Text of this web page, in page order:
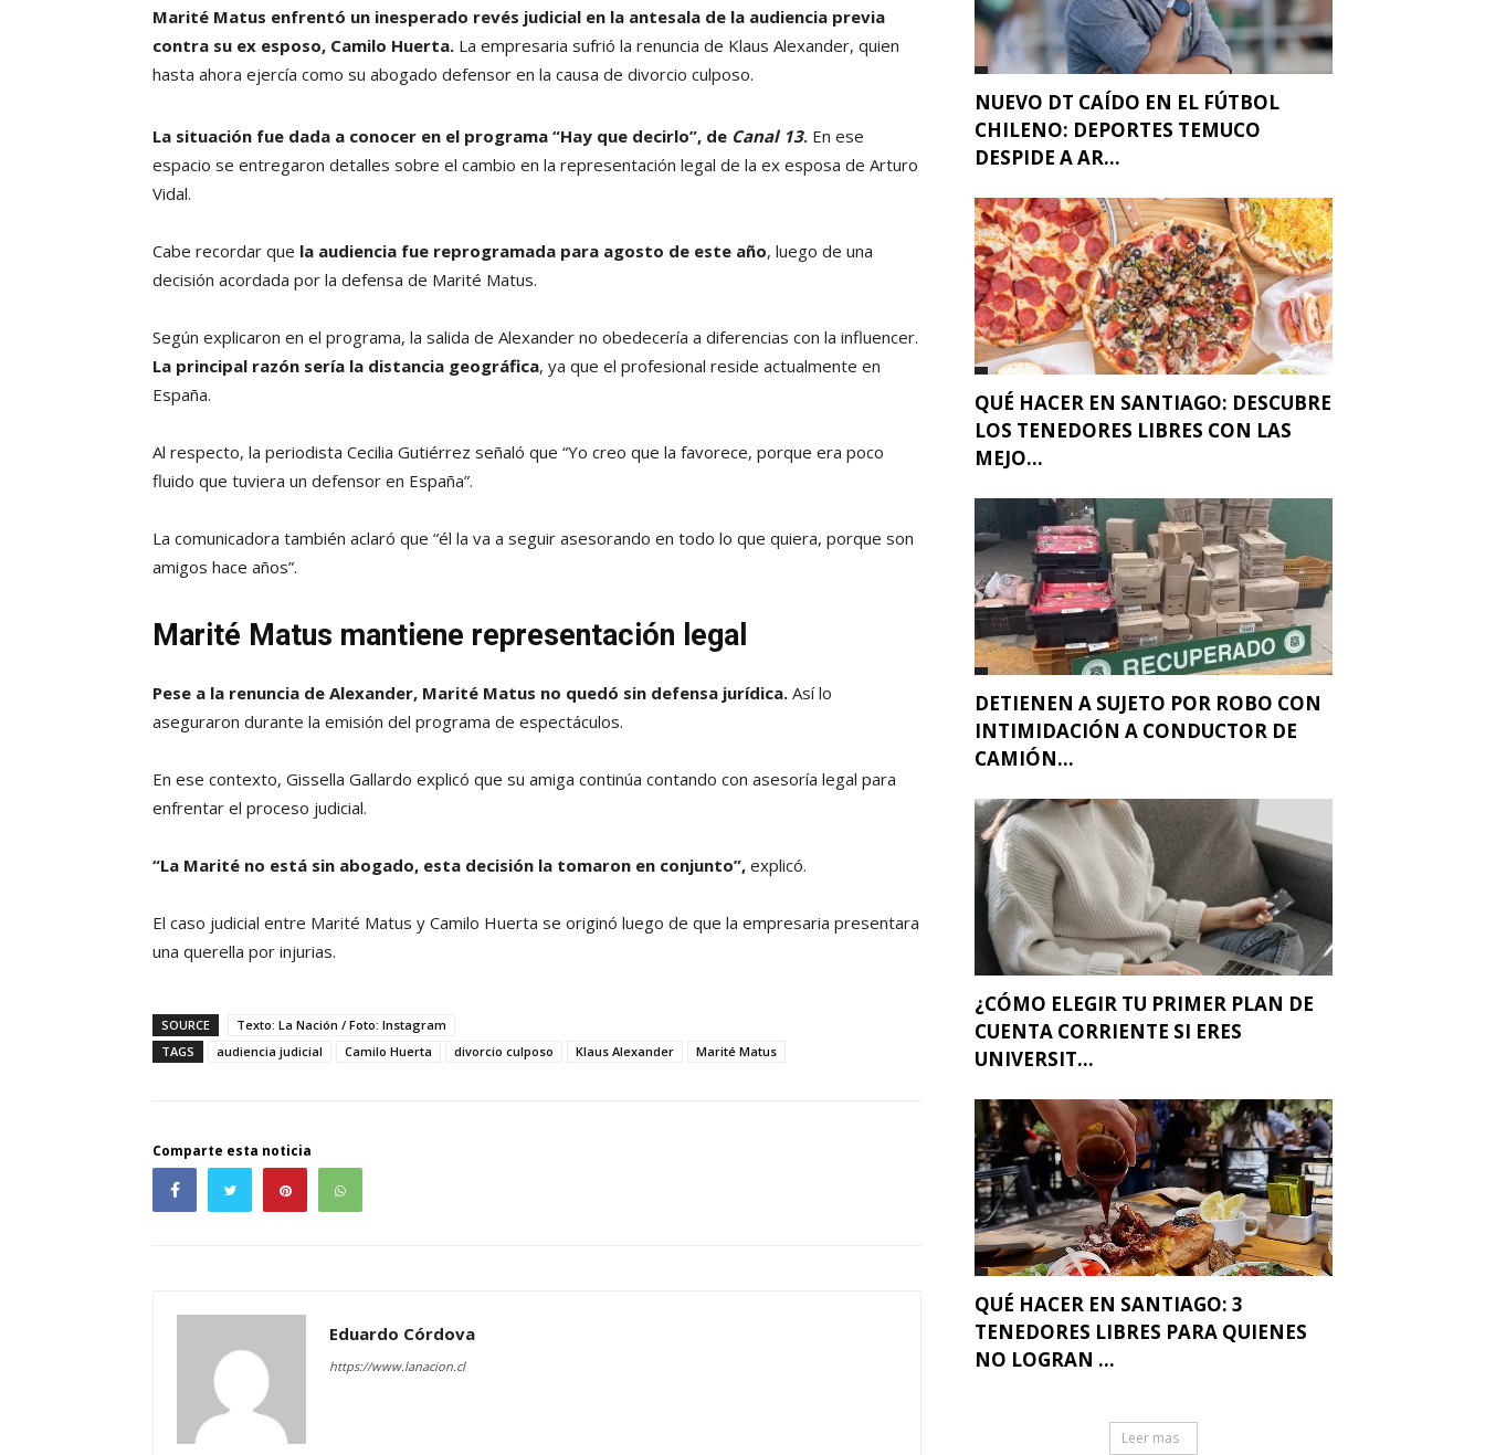
Marité Matus enfrentó un inesperado revés judicial en la antesala de la audiencia previa
contra su ex esposo, Camilo Huerta. La empresaria sufrió la renuncia de Klaus Alexander, quien
hasta ahora ejercía como su abogado defensor en la causa de divorcio culposo.
La situación fue dada a conocer en el programa “Hay que decirlo”, de Canal 13. En ese
espacio se entregaron detalles sobre el cambio en la representación legal de la ex esposa de Arturo
Vidal.
Cabe recordar que la audiencia fue reprogramada para agosto de este año, luego de una
decisión acordada por la defensa de Marité Matus.
Según explicaron en el programa, la salida de Alexander no obedecería a diferencias con la influencer.
La principal razón sería la distancia geográfica, ya que el profesional reside actualmente en
España.
Al respecto, la periodista Cecilia Gutiérrez señaló que “Yo creo que la favorece, porque era poco
fluido que tuviera un defensor en España”.
La comunicadora también aclaró que “él la va a seguir asesorando en todo lo que quiera, porque son
amigos hace años”.
Marité Matus mantiene representación legal
Pese a la renuncia de Alexander, Marité Matus no quedó sin defensa jurídica. Así lo
aseguraron durante la emisión del programa de espectáculos.
En ese contexto, Gissella Gallardo explicó que su amiga continúa contando con asesoría legal para
enfrentar el proceso judicial.
“La Marité no está sin abogado, esta decisión la tomaron en conjunto”, explicó.
El caso judicial entre Marité Matus y Camilo Huerta se originó luego de que la empresaria presentara
una querella por injurias.
SOURCE
Texto: La Nación / Foto: Instagram
TAGS
audiencia judicial Camilo Huerta divorcio culposo Klaus Alexander Marité Matus
Comparte esta noticia
Eduardo Córdova
https://www.lanacion.cl
NUEVO DT CAÍDO EN EL FÚTBOL
CHILENO: DEPORTES TEMUCO
DESPIDE A AR...
QUÉ HACER EN SANTIAGO: DESCUBRE
LOS TENEDORES LIBRES CON LAS
MEJO...
DETIENEN A SUJETO POR ROBO CON
INTIMIDACIÓN A CONDUCTOR DE
CAMIÓN...
¿CÓMO ELEGIR TU PRIMER PLAN DE
CUENTA CORRIENTE SI ERES
UNIVERSIT...
QUÉ HACER EN SANTIAGO: 3
TENEDORES LIBRES PARA QUIENES
NO LOGRAN ...
Leer mas